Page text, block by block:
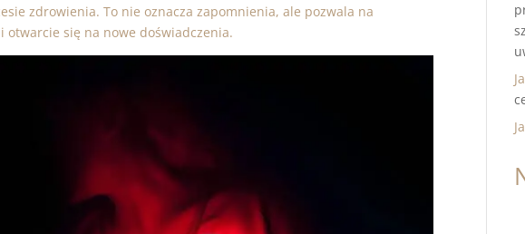
zdrowienia. To nie oznacza zapomnienia, ale pozwala na
się na nowe doświadczenia.